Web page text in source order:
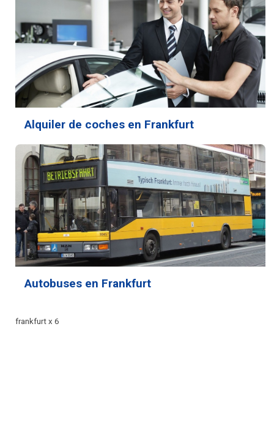
Alquiler de coches en Frankfurt
Autobuses en Frankfurt
frankfurt x 6